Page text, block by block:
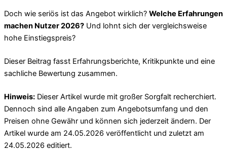
Doch wie seriös ist das Angebot wirklich? Welche Erfahrungen
machen Nutzer 2026? Und lohnt sich der vergleichsweise
hohe Einstiegspreis?
Dieser Beitrag fasst Erfahrungsberichte, Kritikpunkte und eine
sachliche Bewertung zusammen.
Hinweis: Dieser Artikel wurde mit großer Sorgfalt recherchiert.
Dennoch sind alle Angaben zum Angebotsumfang und den
Preisen ohne Gewähr und können sich jederzeit ändern. Der
Artikel wurde am 24.05.2026 veröffentlicht und zuletzt am
24.05.2026 editiert.